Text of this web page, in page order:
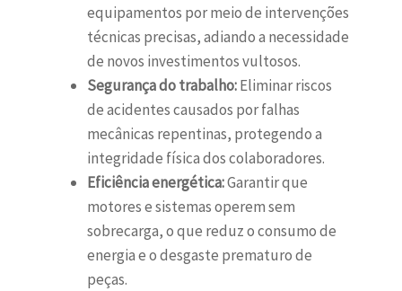
equipamentos por meio de intervenções
técnicas precisas, adiando a necessidade
de novos investimentos vultosos.
Segurança do trabalho:Eliminar riscos
de acidentes causados por falhas
mecânicas repentinas, protegendo a
integridade física dos colaboradores.
Eficiência energética:Garantir que
motores e sistemas operem sem
sobrecarga, o que reduz o consumo de
energia e o desgaste prematuro de
peças.